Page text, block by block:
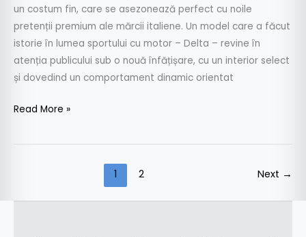
un costum fin, care se asezonează perfect cu noile
pretenții premium ale mărcii italiene. Un model care a făcut
istorie în lumea sportului cu motor – Delta – revine în
atenția publicului sub o nouă înfățișare, cu un interior select
și dovedind un comportament dinamic orientat
Read More »
1 2 Next →